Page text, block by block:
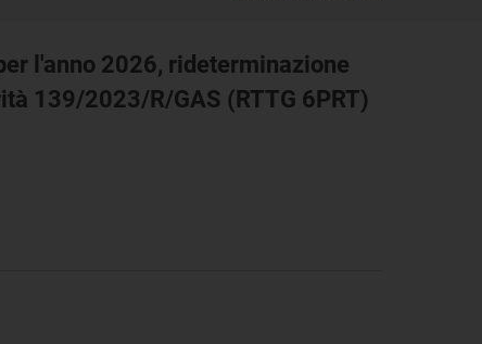
l'anno 2026, rideterminazione
139/2023/R/GAS (RTTG 6PRT)